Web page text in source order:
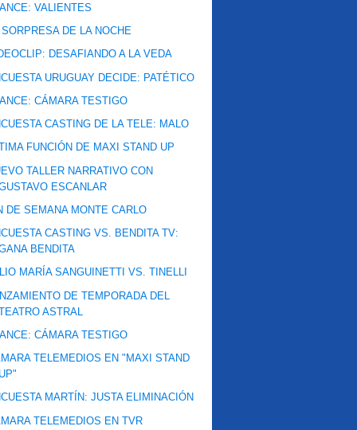
VALIENTES
SORPRESA DE LA NOCHE
DESAFIANDO A LA VEDA
URUGUAY DECIDE: PATÉTICO
CÁMARA TESTIGO
CASTING DE LA TELE: MALO
FUNCIÓN DE MAXI STAND UP
TALLER NARRATIVO CON
ESCANLAR
DE SEMANA MONTE CARLO
CASTING VS. BENDITA TV:
BENDITA
MARÍA SANGUINETTI VS. TINELLI
DE TEMPORADA DEL
ASTRAL
CÁMARA TESTIGO
TELEMEDIOS EN "MAXI STAND
MARTÍN: JUSTA ELIMINACIÓN
TELEMEDIOS EN TVR